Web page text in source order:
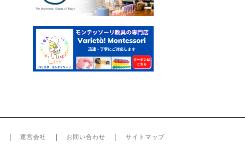
運営会社 お問い合わせ サイトマップ